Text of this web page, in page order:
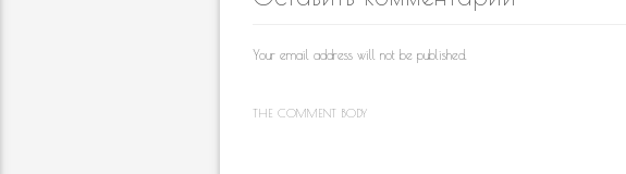
Your email address will not be published.
THE COMMENT BODY